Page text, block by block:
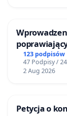
123 podpisów
47 Podpisy /
2 Aug 2026
Petycja o